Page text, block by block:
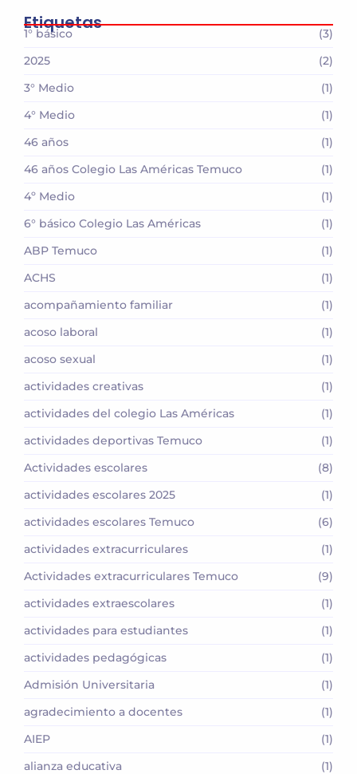
Etiquetas
1° básico
(3)
2025
(2)
3° Medio
(1)
4° Medio
(1)
46 años
(1)
46 años Colegio Las Américas Temuco
(1)
4º Medio
(1)
6° básico Colegio Las Américas
(1)
ABP Temuco
(1)
ACHS
(1)
acompañamiento familiar
(1)
acoso laboral
(1)
acoso sexual
(1)
actividades creativas
(1)
actividades del colegio Las Américas
(1)
actividades deportivas Temuco
(1)
Actividades escolares
(8)
actividades escolares 2025
(1)
actividades escolares Temuco
(6)
actividades extracurriculares
(1)
Actividades extracurriculares Temuco
(9)
actividades extraescolares
(1)
actividades para estudiantes
(1)
actividades pedagógicas
(1)
Admisión Universitaria
(1)
agradecimiento a docentes
(1)
AIEP
(1)
alianza educativa
(1)